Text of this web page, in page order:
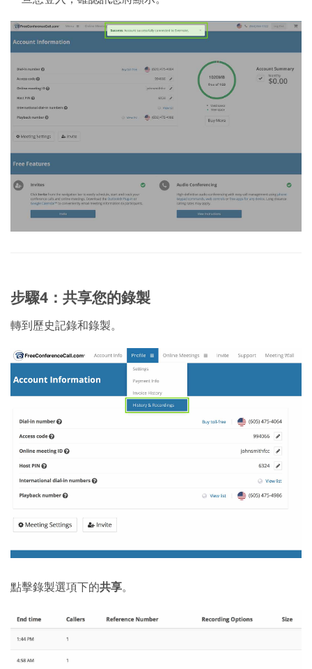
步驟4：共享您的錄製
轉到歷史記錄和錄製。
點擊錄製選項下的共享。